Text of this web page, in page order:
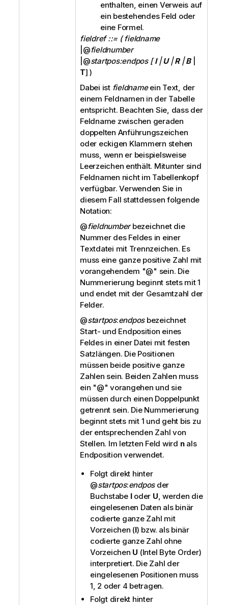
enthalten, einen Verweis auf
ein bestehendes Feld oder
eine Formel.
fieldref ::= ( fieldname
|@fieldnumber
|@startpos:endpos [I|U|R|B|
T] )
Dabei ist fieldnameein Text, der
einem Feldnamen in der Tabelle
entspricht. Beachten Sie, dass der
Feldname zwischen geraden
doppelten Anführungszeichen
oder eckigen Klammern stehen
muss, wenn er beispielsweise
Leerzeichen enthält. Mitunter sind
Feldnamen nicht im Tabellenkopf
verfügbar. Verwenden Sie in
diesem Fall stattdessen folgende
Notation:
@fieldnumberbezeichnet die
Nummer des Feldes in einer
Textdatei mit Trennzeichen. Es
muss eine ganze positive Zahl mit
vorangehendem "@" sein. Die
Nummerierung beginnt stets mit 1
und endet mit der Gesamtzahl der
Felder.
@startpos:endposbezeichnet
Start- und Endposition eines
Feldes in einer Datei mit festen
Satzlängen. Die Positionen
müssen beide positive ganze
Zahlen sein. Beiden Zahlen muss
ein "@" vorangehen und sie
müssen durch einen Doppelpunkt
getrennt sein. Die Nummerierung
beginnt stets mit 1 und geht bis zu
der entsprechenden Zahl von
Stellen. Im letzten Feld wird nals
Endposition verwendet.
Folgt direkt hinter
@startpos:endposder
Buchstabe Ioder U, werden die
eingelesenen Daten als binär
codierte ganze Zahl mit
Vorzeichen (I) bzw. als binär
codierte ganze Zahl ohne
Vorzeichen U (Intel Byte Order)
interpretiert. Die Zahl der
eingelesenen Positionen muss
1, 2 oder 4 betragen.
Folgt direkt hinter